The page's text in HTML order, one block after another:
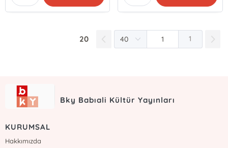
20 1
Bky Babıali Kültür Yayınları
KURUMSAL
Hakkımızda